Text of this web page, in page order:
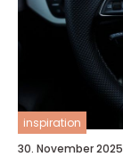
inspiration
30. November 2025